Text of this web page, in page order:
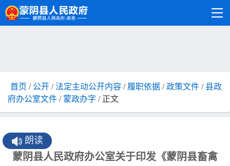
首页 / 公开 /法定主动公开内容 / 履职依据 /政策文件 / 县政
府办公室文件 / 蒙政办字 / 正文
朗读
蒙阴县人民政府办公室关于印发《蒙阴县畜禽